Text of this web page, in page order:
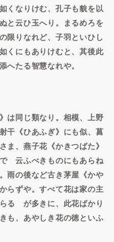
くなりけむ、孔子も貌を以
と云ひ玉へり。まるめろを
限りなれど、子羽といひし
くにもありけむと、其後此
へたる智慧なれや。
は同じ類なり。相模、上野
干《ひあふぎ》にも似、菖
ま、燕子花《かきつばた》
ゝ云ふべきものにもあらね
雨の後など古き茅屋《かや
らずや。すべて花は家の主
るゝが多きに、此花ばかり
も、あやしき花の徳といふ